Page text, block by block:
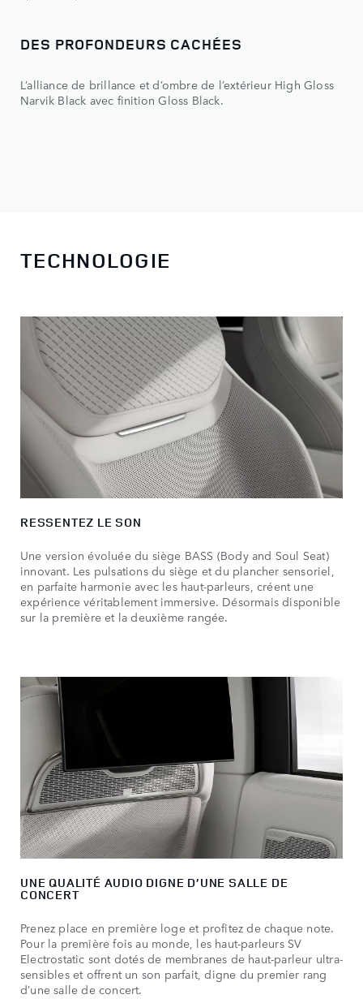
DES PROFONDEURS CACHÉES
L’alliance de brillance et d’ombre de l’extérieur High Gloss
Narvik Black avec finition Gloss Black.
TECHNOLOGIE
RESSENTEZ LE SON
Une version évoluée du siège BASS (Body and Soul Seat)
innovant. Les pulsations du siège et du plancher sensoriel,
en parfaite harmonie avec les haut-parleurs, créent une
expérience véritablement immersive. Désormais disponible
sur la première et la deuxième rangée.
UNE QUALITÉ AUDIO DIGNE D’UNE SALLE DE
CONCERT
Prenez place en première loge et profitez de chaque note.
Pour la première fois au monde, les haut-parleurs SV
Electrostatic sont dotés de membranes de haut-parleur ultra-
sensibles et offrent un son parfait, digne du premier rang
d’une salle de concert.